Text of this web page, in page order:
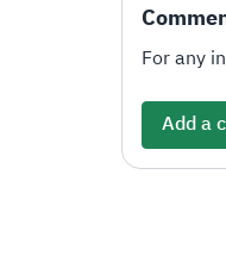
For any
Add a